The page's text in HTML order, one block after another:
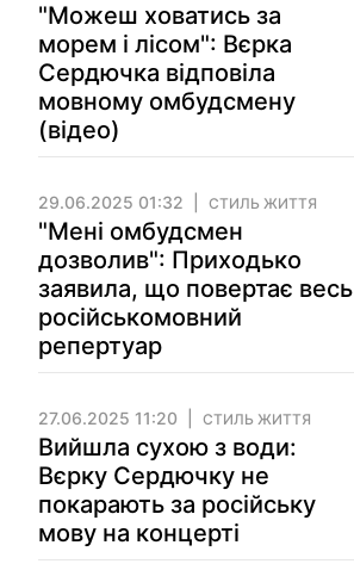
"Можеш ховатись за
морем і лісом": Вєрка
Сердючка відповіла
мовному омбудсмену
(відео)
29.06.2025 01:32 СТИЛЬ ЖИТТЯ
"Мені омбудсмен
дозволив": Приходько
заявила, що повертає весь
російськомовний
репертуар
27.06.2025 11:20 СТИЛЬ ЖИТТЯ
Вийшла сухою з води:
Вєрку Сердючку не
покарають за російську
мову на концерті